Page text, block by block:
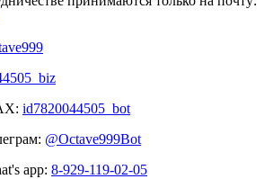
id7820044505_bot
@Octave999Bot
app: 8-929-119-02-05